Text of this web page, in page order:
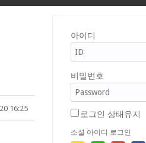
16:25
아이디
비밀번호
로그인 상태유지
소셜 아이디 로그인